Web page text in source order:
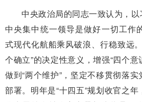
中央政治局的同志一致认为，
中央集中统一领导是做好一切工作
式现代化航船乘风破浪、行稳致远
个确立”的决定性意义，增强“四个意
做到“两个维护”，坚定不移贯彻落
部署。明年是“十四五”规划收官之